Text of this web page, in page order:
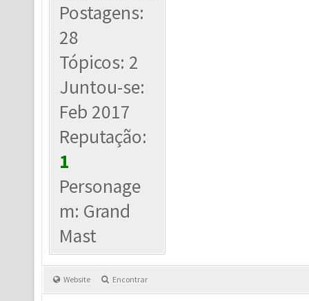
Postagens:
28
Tópicos: 2
Juntou-se:
Feb 2017
Reputação:
1
Personage
m: Grand
Mast
Website Encontrar